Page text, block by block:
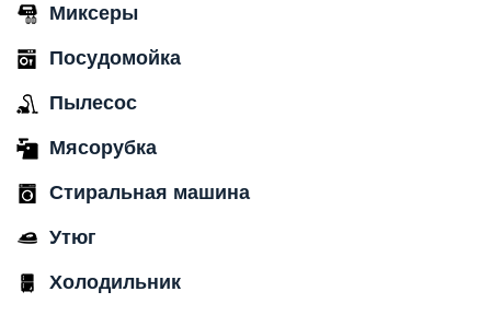
Миксеры
Посудомойка
Пылесос
Мясорубка
Стиральная машина
Утюг
Холодильник